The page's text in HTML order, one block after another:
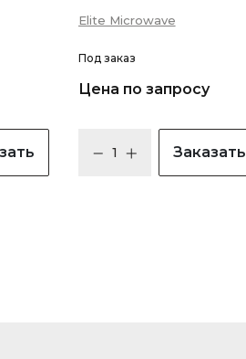
Elite Microwave
Под заказ
Цена по запросу
Заказать